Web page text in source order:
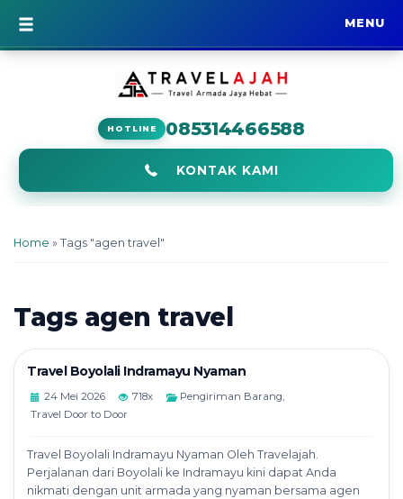
MENU
BERANDA
HOTLINE 085314466588
KONTAK KAMI
Home » Tags "agen travel"
Tags agen travel
Travel Boyolali Indramayu Nyaman
24 Mei 2026 718x Pengiriman Barang,
Travel Door to Door
Travel Boyolali Indramayu Nyaman Oleh Travelajah.
Perjalanan dari Boyolali ke Indramayu kini dapat Anda
nikmati dengan unit armada yang nyaman bersama agen